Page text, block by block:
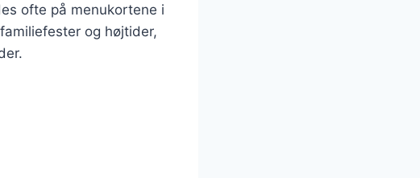
ofte på menukortene i
og højtider,